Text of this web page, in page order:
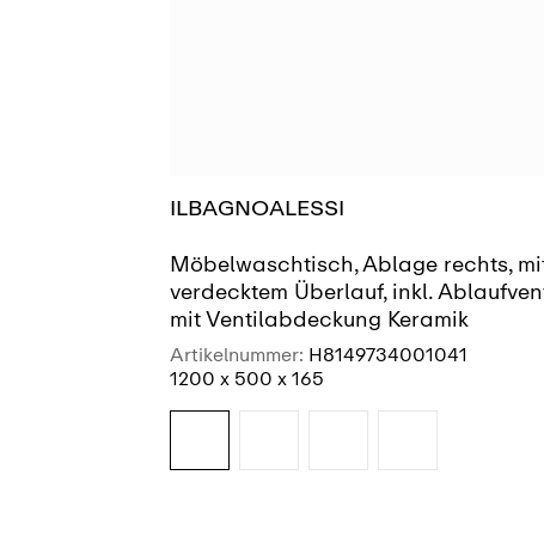
ILBAGNOALESSI
Möbelwaschtisch, Ablage rechts,
verdecktem Überlauf, inkl.
mit Ventilabdeckung Keramik
Artikelnummer: H8149734001041
1200 x 500 x 165